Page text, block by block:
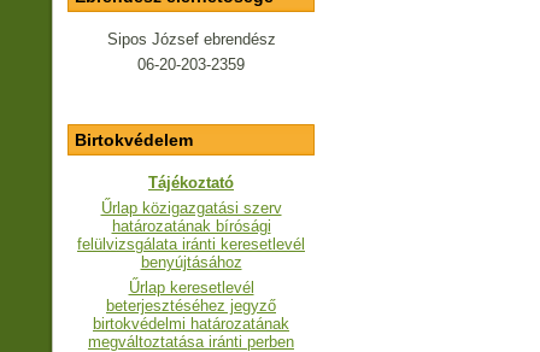
Sipos József ebrendész
06-20-203-2359
Birtokvédelem
Tájékoztató
Űrlap közigazgatási szerv
határozatának bírósági
felülvizsgálata iránti keresetlevél
benyújtásához
Űrlap keresetlevél
beterjesztéséhez jegyző
birtokvédelmi határozatának
megváltoztatása iránti perben